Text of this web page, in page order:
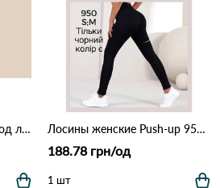
Силиконовая накладка под лосины (анти-camel toe) 1637 Бежевый Лосины женские Push-up 950 Черный
188.78 грн/од
1 шт